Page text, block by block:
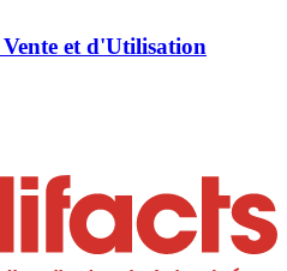
et d'Utilisation